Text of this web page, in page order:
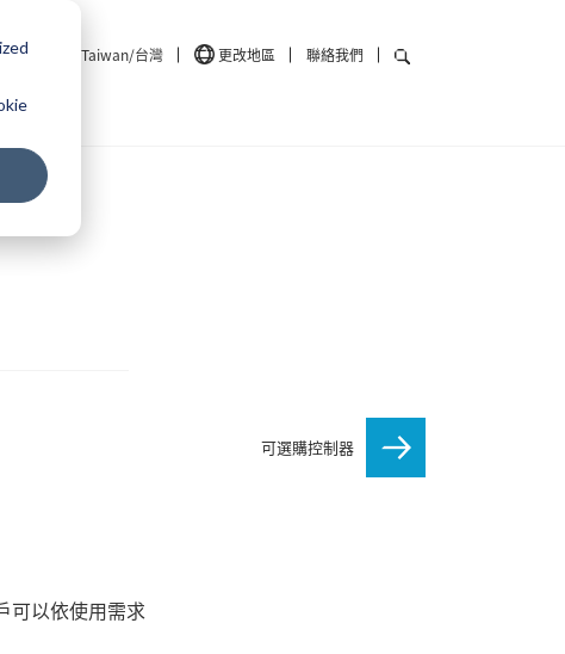
Taiwan/台灣 更改地區 聯絡我們
可選購控制器
可以依使用需求